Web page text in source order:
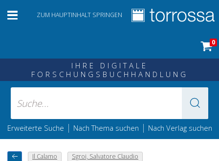
ZUM HAUPTINHALT SPRINGEN
0
IHRE DIGITALE
FORSCHUNGSBUCHHANDLUNG
Erweiterte Suche | Nach Thema suchen | Nach Verlag suchen
Il Calamo
Sgroi, Salvatore Claudio